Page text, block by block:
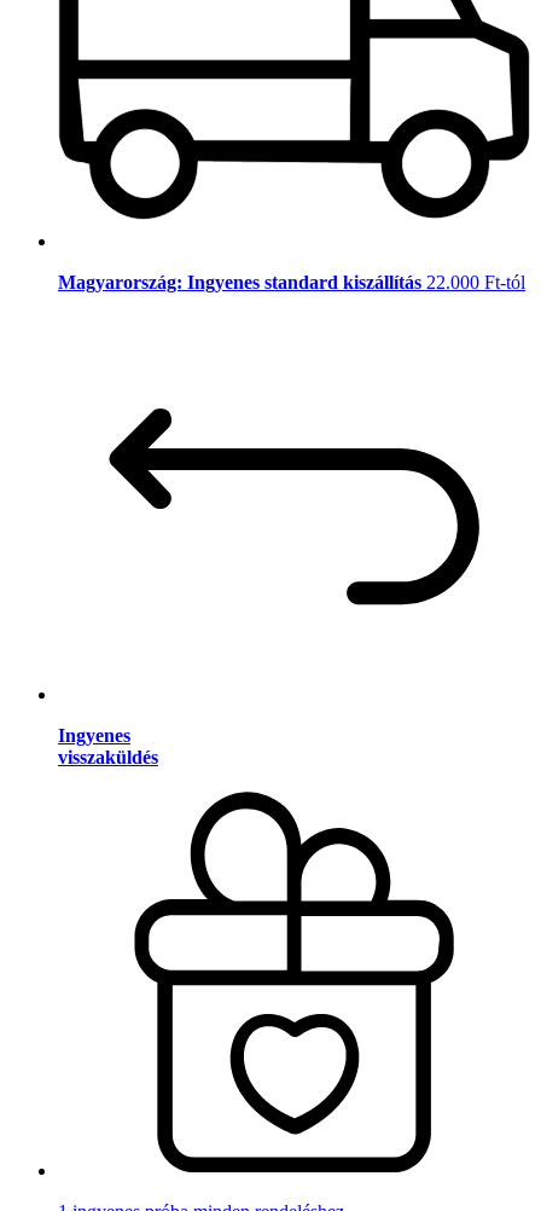
Magyarország: Ingyenes standard kiszállítás 22.000 Ft-tól
Ingyenes
visszaküldés